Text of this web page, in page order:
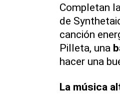
Completan
de
canción
Pilleta, una
hacer una
La música